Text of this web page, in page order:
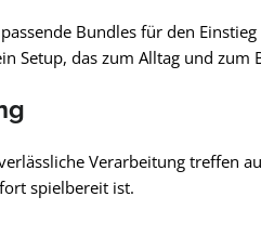
Bundles für den
Setup, das zum Alltag und zum
Verarbeitung treffen
spielbereit ist.